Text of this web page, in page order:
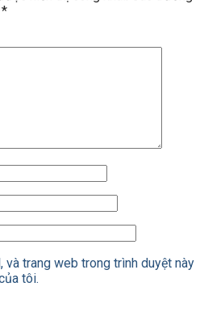
*
và trang web trong trình duyệt này
tôi.